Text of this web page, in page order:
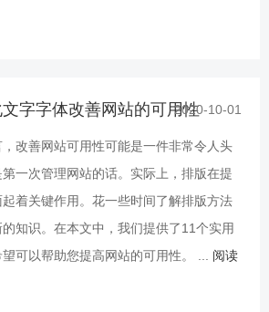
字字体改善网站的可用性2020-10-01
改善网站可用性可能是一件非常令人头
一次管理网站的话。实际上，排版在提
着关键作用。花一些时间了解排版方法
知识。在本文中，我们提供了11个实用
可以帮助您提高网站的可用性。 ... 阅读